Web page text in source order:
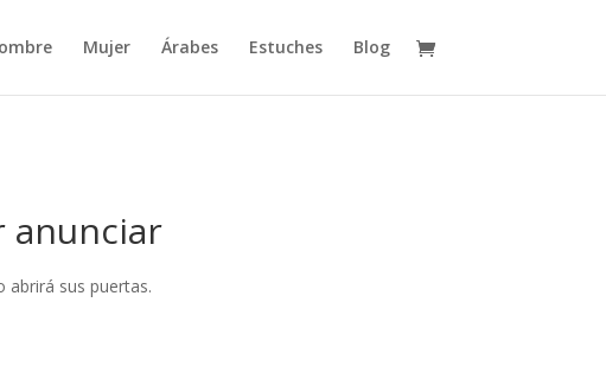
Mujer Árabes Estuches Blog
anunciar
abrirá sus puertas.